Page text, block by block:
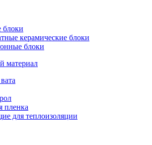
блоки
керамические блоки
блоки
материал
пленка
для теплоизоляции